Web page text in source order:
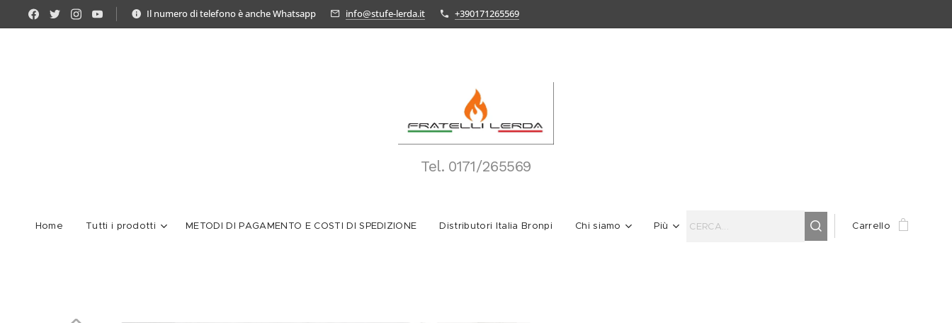
Il numero di telefono è anche Whatsapp info@stufe-lerda.it +390171265569
Tel. 0171/265569
Home Tutti i prodotti METODI DI PAGAMENTO E COSTI DI SPEDIZIONE Distributori Italia Bronpi Chi siamo Più Carrello